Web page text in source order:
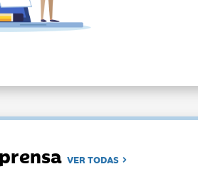
VER TODAS